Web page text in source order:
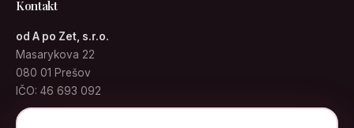
Kontakt
od A po Zet, s.r.o.
Masarykova 22
080 01 Prešov
IČO: 46 693 092
info@kabelky.sk